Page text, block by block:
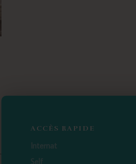
ACCÈS RAPIDE
Internat
Self